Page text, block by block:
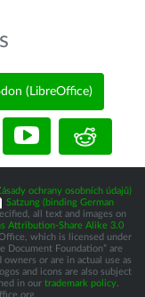
(LibreOffice)
ochrany osobních údajů)
Satzung (binding German
all text and images on
Attribution-Share Alike 3.0
which is licensed under
Document Foundation” are
or are in actual use as
and icons are also subject
in our trademark policy